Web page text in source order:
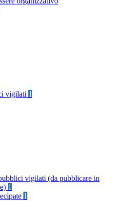
vigilati 1
vigilati (da pubblicare in
1
1